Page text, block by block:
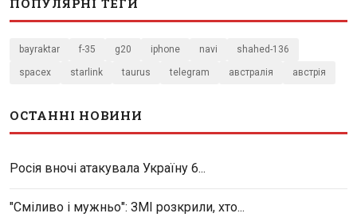
ПОПУЛЯРНІ ТЕГИ
bayraktar f-35 g20 iphone navi shahed-136
spacex starlink taurus telegram австралія австрія
ОСТАННІ НОВИНИ
Росія вночі атакувала Україну 6...
"Сміливо і мужньо": ЗМІ розкрили, хто...